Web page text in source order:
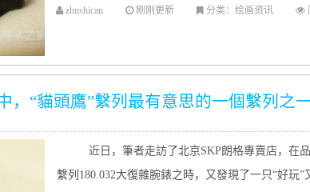
zhushican 刚刚更新 分类：绘画资讯
，“貓頭鷹”繫列最有意思的一個繫列之
近日，筆者走訪了北京SKP朗格專賣店，在
繫列180.032大復雜腕錶之時，又發現了一只“好玩